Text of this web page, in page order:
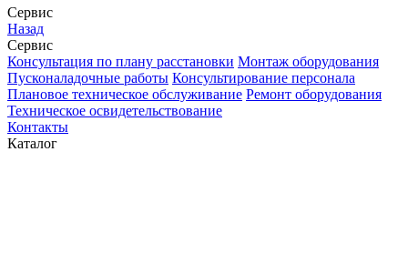
Сервис
Назад
Сервис
Конcультация по плану расстановки Монтаж оборудования
Пусконаладочные работы Консультирование персонала
Плановое техническое обслуживание Ремонт оборудования
Техническое освидетельствование
Контакты
Каталог